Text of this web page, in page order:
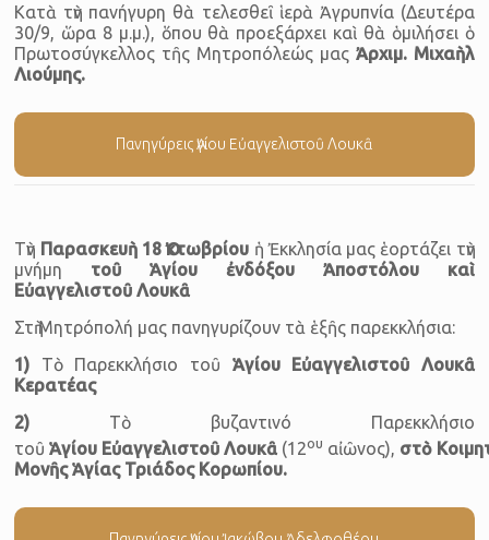
Κατὰ τὴν πανήγυρη θὰ τελεσθεῖ ἱερὰ Ἀγρυπνία (Δευτέρα
30/9, ὥρα 8 μ.μ.), ὅπου θὰ προεξάρχει καὶ θὰ ὁμιλήσει ὁ
Πρωτοσύγκελλος τῆς Μητροπόλεώς μαςἈρχιμ. Μιχαὴλ
Λιούμης.
Πανηγύρεις Ἁγίου Eὐαγγελιστοῦ Λουκᾶ
Τὴν Παρασκευὴ 18 Ὀκτωβρίου ἡ Ἐκκλησία μας ἑορτάζει τὴν
μνήμη τοῦ Ἁγίου ἐνδόξου Ἀποστόλου καὶ
Εὐαγγελιστοῦ Λουκᾶ
Στὴ Μητρόπολή μας πανηγυρίζουν τὰ ἑξῆς παρεκκλήσια:
1) Τὸ Παρεκκλήσιο τοῦ Ἁγίου Εὐαγγελιστοῦ Λουκᾶ
Κερατέας
2) Τὸ βυζαντινό Παρεκκλήσιο
τοῦἉγίου Εὐαγγελιστοῦ Λουκᾶ (12ου αἰῶνος), στὸ
Μονῆς Ἁγίας Τριάδος Κορωπίου.